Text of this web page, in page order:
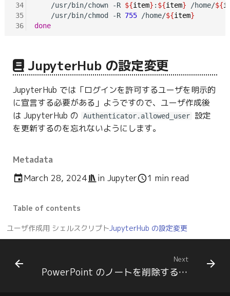
Metadata
March 28, 2024
in Jupyter 1 min read
Table of contents
ユーザ作成用 シェルスクリプトJupyterHub の設定変更
34
35
36
    /usr/bin/chown -R
${item} : ${item} /home/${
    /usr/bin/chmod -R
755 /home/${item}
done
JupyterHub の設定変更
JupyterHub では「ログインを許可するユーザを明示的
に宣言する必要がある」ようですので、ユーザ作成後
は JupyterHub の
Authenticator.allowed_user
設定
を更新するのを忘れないようにします。
Next
PowerPoint のノートを削除する Python スクリプト